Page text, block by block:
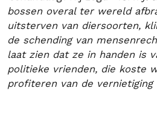
bossen overal ter wereld
uitsterven van diersoorten,
de schending van
laat zien dat ze in handen is
politieke vrienden, die koste
profiteren van de vernietiging